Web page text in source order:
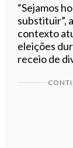
“Sejamos
substituir”,
contexto
eleições
receio de